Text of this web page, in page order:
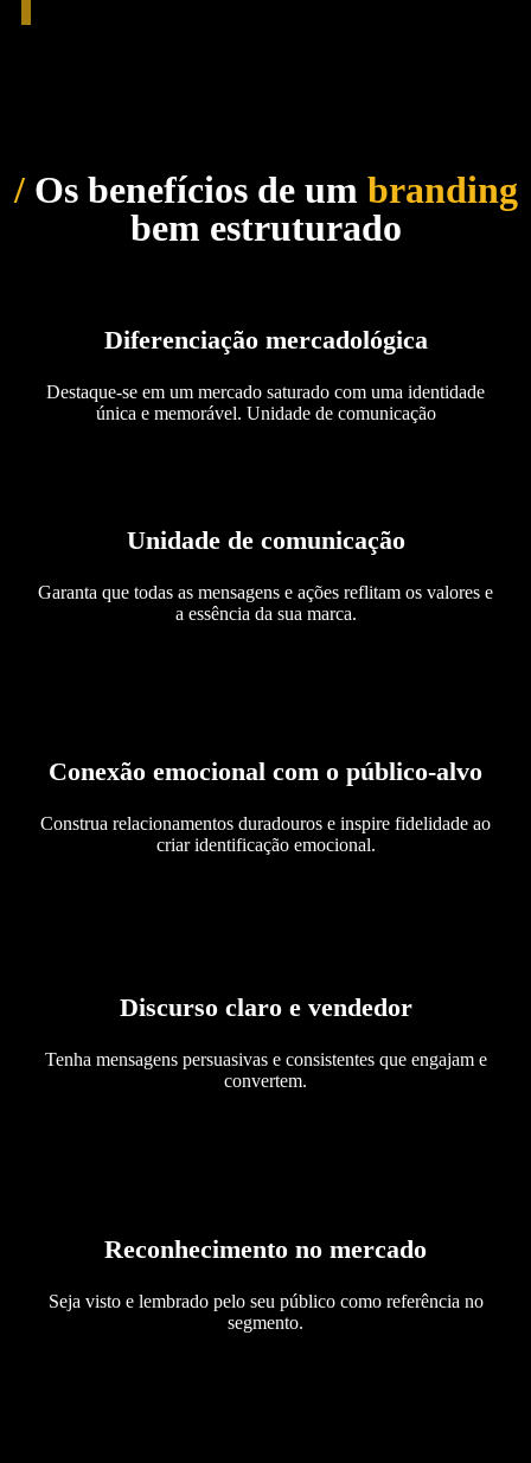
/Os benefícios de um branding
bem estruturado
Diferenciação mercadológica
Destaque-se em um mercado saturado com uma identidade
única e memorável. Unidade de comunicação
Unidade de comunicação
Garanta que todas as mensagens e ações reflitam os valores e
a essência da sua marca.
Conexão emocional com o público-alvo
Construa relacionamentos duradouros e inspire fidelidade ao
criar identificação emocional.
Discurso claro e vendedor
Tenha mensagens persuasivas e consistentes que engajam e
convertem.
Reconhecimento no mercado
Seja visto e lembrado pelo seu público como referência no
segmento.